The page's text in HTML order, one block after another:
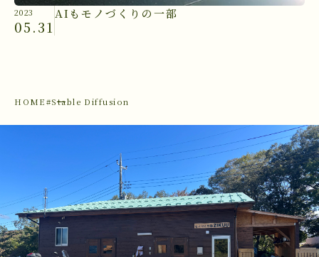
2023
05.31
AIもモノづくりの一部
HOME#Stable Diffusion